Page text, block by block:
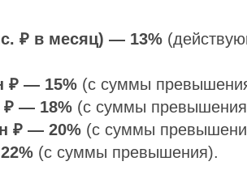
₽ в месяц) — 13%
₽ — 15% (с суммы
₽ — 18% (с суммы
₽ — 20% (с суммы
(с суммы превышения).